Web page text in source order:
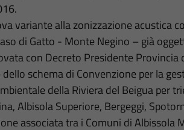
variante alla zonizzazione acustica
di Gatto - Monte Negino – già
con Decreto Presidente
schema di Convenzione per la
della Riviera del Beigua per
Albisola Superiore, Bergeggi,
associata tra i Comuni di Albissola